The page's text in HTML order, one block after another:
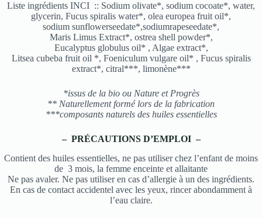
Liste ingrédients INCI :: Sodium olivate*, sodium cocoate*, water,
glycerin, Fucus spiralis water*, olea europea fruit oil*,
sodium sunflowerseedate*,sodiumrapeseedate*,
Maris Limus Extract*, ostrea shell powder*,
Eucalyptus globulus oil* , Algae extract*,
Litsea cubeba fruit oil *, Foeniculum vulgare oil* , Fucus spiralis
extract*, citral***, limonène***
*issus de la bio ou Nature et Progrès
** Naturellement formé lors de la fabrication
***composants naturels des huiles essentielles
– PRÉCAUTIONS D’EMPLOI –
Contient des huiles essentielles, ne pas utiliser chez l’enfant de moins
de 3 mois, la femme enceinte et allaitante
Ne pas avaler. Ne pas utiliser en cas d’allergie à un des ingrédients.
En cas de contact accidentel avec les yeux, rincer abondamment à
l’eau claire.